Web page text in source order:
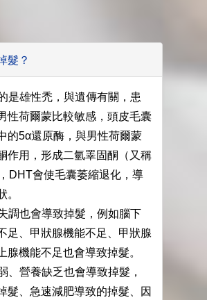
髮？
是雄性禿，與遺傳有關，患
性荷爾蒙比較敏感，頭皮毛囊
的5α還原酶，與男性荷爾蒙
作用，形成二氫睪固酮（又稱
DHT會使毛囊萎縮退化，導
。
調也會導致掉髮，例如腦下
足、甲狀腺機能不足、甲狀腺
腺機能不足也會導致掉髮。
、營養缺乏也會導致掉髮，
髮、急速減肥導致的掉髮、因